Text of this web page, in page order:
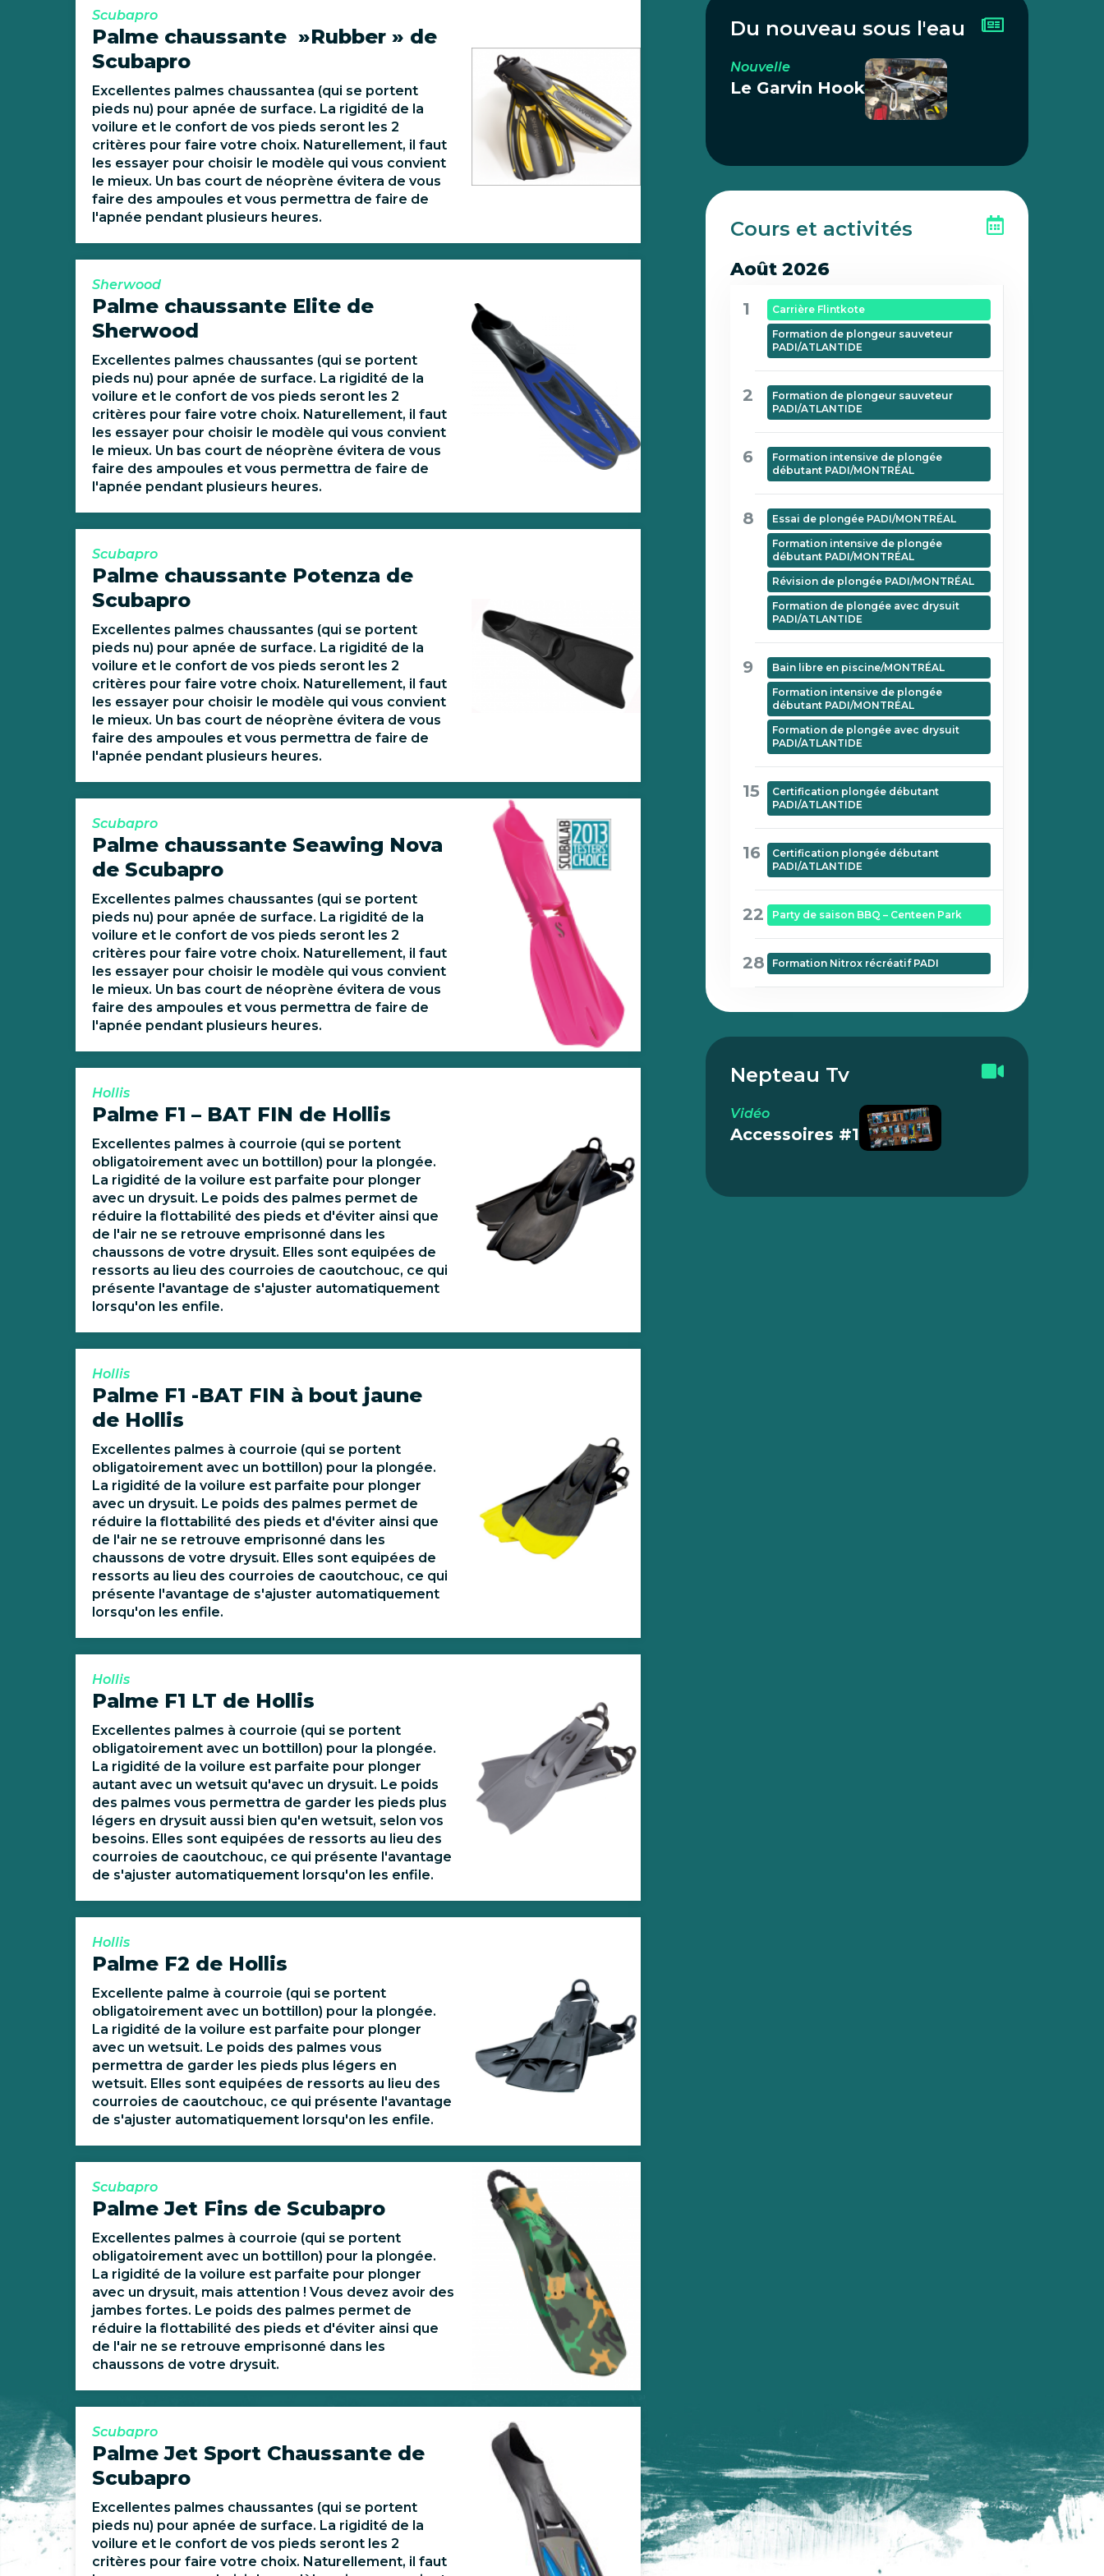
Scubapro
Palme chaussante »Rubber » de
Scubapro
Excellentes palmes chaussantea (qui se portent
pieds nu) pour apnée de surface. La rigidité de la
voilure et le confort de vos pieds seront les 2
critères pour faire votre choix. Naturellement, il faut
les essayer pour choisir le modèle qui vous convient
le mieux. Un bas court de néoprène évitera de vous
faire des ampoules et vous permettra de faire de
l'apnée pendant plusieurs heures.
Sherwood
Palme chaussante Elite de
Sherwood
Excellentes palmes chaussantes (qui se portent
pieds nu) pour apnée de surface. La rigidité de la
voilure et le confort de vos pieds seront les 2
critères pour faire votre choix. Naturellement, il faut
les essayer pour choisir le modèle qui vous convient
le mieux. Un bas court de néoprène évitera de vous
faire des ampoules et vous permettra de faire de
l'apnée pendant plusieurs heures.
Scubapro
Palme chaussante Potenza de
Scubapro
Excellentes palmes chaussantes (qui se portent
pieds nu) pour apnée de surface. La rigidité de la
voilure et le confort de vos pieds seront les 2
critères pour faire votre choix. Naturellement, il faut
les essayer pour choisir le modèle qui vous convient
le mieux. Un bas court de néoprène évitera de vous
faire des ampoules et vous permettra de faire de
l'apnée pendant plusieurs heures.
Scubapro
Palme chaussante Seawing Nova
de Scubapro
Excellentes palmes chaussantes (qui se portent
pieds nu) pour apnée de surface. La rigidité de la
voilure et le confort de vos pieds seront les 2
critères pour faire votre choix. Naturellement, il faut
les essayer pour choisir le modèle qui vous convient
le mieux. Un bas court de néoprène évitera de vous
faire des ampoules et vous permettra de faire de
l'apnée pendant plusieurs heures.
Hollis
Palme F1 – BAT FIN de Hollis
Excellentes palmes à courroie (qui se portent
obligatoirement avec un bottillon) pour la plongée.
La rigidité de la voilure est parfaite pour plonger
avec un drysuit. Le poids des palmes permet de
réduire la flottabilité des pieds et d'éviter ainsi que
de l'air ne se retrouve emprisonné dans les
chaussons de votre drysuit. Elles sont equipées de
ressorts au lieu des courroies de caoutchouc, ce qui
présente l'avantage de s'ajuster automatiquement
lorsqu'on les enfile.
Hollis
Palme F1 -BAT FIN à bout jaune
de Hollis
Excellentes palmes à courroie (qui se portent
obligatoirement avec un bottillon) pour la plongée.
La rigidité de la voilure est parfaite pour plonger
avec un drysuit. Le poids des palmes permet de
réduire la flottabilité des pieds et d'éviter ainsi que
de l'air ne se retrouve emprisonné dans les
chaussons de votre drysuit. Elles sont equipées de
ressorts au lieu des courroies de caoutchouc, ce qui
présente l'avantage de s'ajuster automatiquement
lorsqu'on les enfile.
Hollis
Palme F1 LT de Hollis
Excellentes palmes à courroie (qui se portent
obligatoirement avec un bottillon) pour la plongée.
La rigidité de la voilure est parfaite pour plonger
autant avec un wetsuit qu'avec un drysuit. Le poids
des palmes vous permettra de garder les pieds plus
légers en drysuit aussi bien qu'en wetsuit, selon vos
besoins. Elles sont equipées de ressorts au lieu des
courroies de caoutchouc, ce qui présente l'avantage
de s'ajuster automatiquement lorsqu'on les enfile.
Hollis
Palme F2 de Hollis
Excellente palme à courroie (qui se portent
obligatoirement avec un bottillon) pour la plongée.
La rigidité de la voilure est parfaite pour plonger
avec un wetsuit. Le poids des palmes vous
permettra de garder les pieds plus légers en
wetsuit. Elles sont equipées de ressorts au lieu des
courroies de caoutchouc, ce qui présente l'avantage
de s'ajuster automatiquement lorsqu'on les enfile.
Scubapro
Palme Jet Fins de Scubapro
Excellentes palmes à courroie (qui se portent
obligatoirement avec un bottillon) pour la plongée.
La rigidité de la voilure est parfaite pour plonger
avec un drysuit, mais attention ! Vous devez avoir des
jambes fortes. Le poids des palmes permet de
réduire la flottabilité des pieds et d'éviter ainsi que
de l'air ne se retrouve emprisonné dans les
chaussons de votre drysuit.
Scubapro
Palme Jet Sport Chaussante de
Scubapro
Excellentes palmes chaussantes (qui se portent
pieds nu) pour apnée de surface. La rigidité de la
voilure et le confort de vos pieds seront les 2
critères pour faire votre choix. Naturellement, il faut
Du nouveau sous l'eau
Nouvelle
Le Garvin Hook
Cours et activités
Août 2026
1
Carrière Flintkote
Formation de plongeur sauveteur
PADI/ATLANTIDE
2
Formation de plongeur sauveteur
PADI/ATLANTIDE
6
Formation intensive de plongée
débutant PADI/MONTRÉAL
8
Essai de plongée PADI/MONTRÉAL
Formation intensive de plongée
débutant PADI/MONTRÉAL
Révision de plongée PADI/MONTRÉAL
Formation de plongée avec drysuit
PADI/ATLANTIDE
9
Bain libre en piscine/MONTRÉAL
Formation intensive de plongée
débutant PADI/MONTRÉAL
Formation de plongée avec drysuit
PADI/ATLANTIDE
15
Certification plongée débutant
PADI/ATLANTIDE
16
Certification plongée débutant
PADI/ATLANTIDE
22 Party de saison BBQ – Centeen Park
28 Formation Nitrox récréatif PADI
Nepteau Tv
Vidéo
Accessoires #1